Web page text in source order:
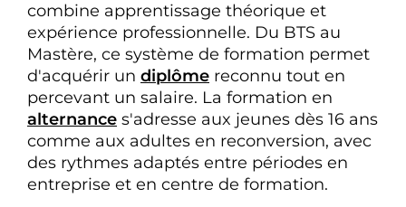
combine apprentissage théorique et
expérience professionnelle. Du BTS au
Mastère, ce système de formation permet
d'acquérir un diplôme reconnu tout en
percevant un salaire. La formation en
alternance s'adresse aux jeunes dès 16 ans
comme aux adultes en reconversion, avec
des rythmes adaptés entre périodes en
entreprise et en centre de formation.